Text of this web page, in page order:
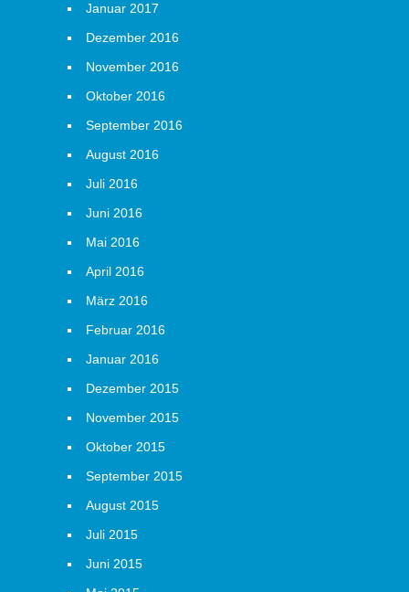
Januar 2017
Dezember 2016
November 2016
Oktober 2016
September 2016
August 2016
Juli 2016
Juni 2016
Mai 2016
April 2016
März 2016
Februar 2016
Januar 2016
Dezember 2015
November 2015
Oktober 2015
September 2015
August 2015
Juli 2015
Juni 2015